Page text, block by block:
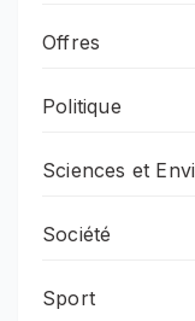
Offres
Politique
Sciences et
Société
Sport